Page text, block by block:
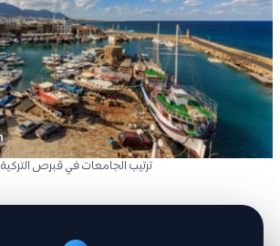
ترتيب الجامعات في قبرص التركية